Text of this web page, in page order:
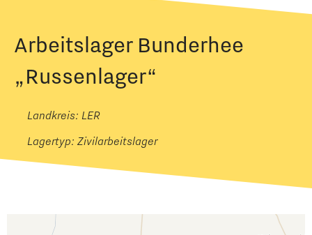
Arbeitslager Bunderhee
„Russenlager“
Landkreis: LER
Lagertyp: Zivilarbeitslager